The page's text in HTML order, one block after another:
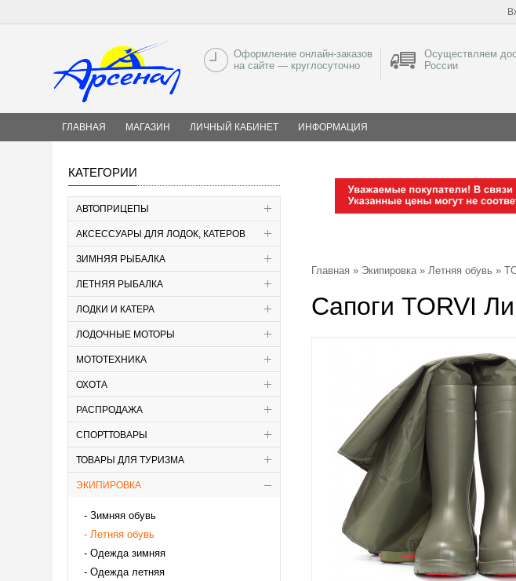
Оформление онлайн-заказов
на сайте — круглосуточно
Осуществляем
России
ГЛАВНАЯ МАГАЗИН ЛИЧНЫЙ КАБИНЕТ ИНФОРМАЦИЯ
КАТЕГОРИИ
АВТОПРИЦЕПЫ
АКСЕССУАРЫ ДЛЯ ЛОДОК, КАТЕРОВ
ЗИМНЯЯ РЫБАЛКА
ЛЕТНЯЯ РЫБАЛКА
ЛОДКИ И КАТЕРА
ЛОДОЧНЫЕ МОТОРЫ
МОТОТЕХНИКА
ОХОТА
РАСПРОДАЖА
СПОРТТОВАРЫ
ТОВАРЫ ДЛЯ ТУРИЗМА
ЭКИПИРОВКА
Зимняя обувь
Летняя обувь
Одежда зимняя
Одежда летняя
Главная » Экипировка» Летняя обувь »
Сапоги TORVI